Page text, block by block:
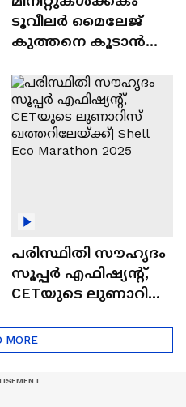
ടൂവീലർ മൈലേജ്
കുത്തനെ കൂടാൻ
പരിസ്ഥിതി സൗഹൃദം
സൂപ്പർ എഫിഷ്യന്റ്,
CETയുടെ ലുണാറിസ്
Eco Marathon 2025
MORE